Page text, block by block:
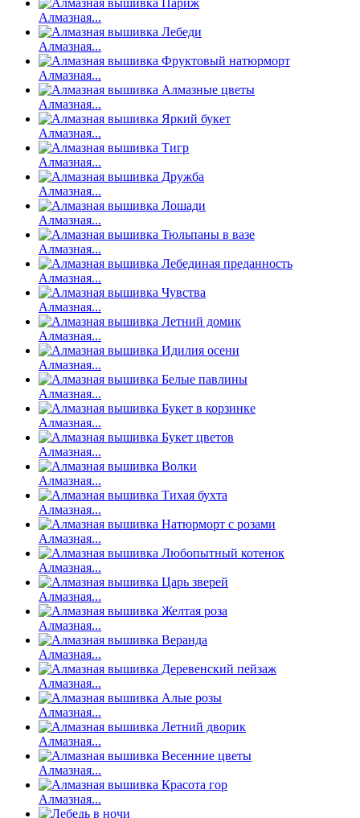
Алмазная...
Алмазная...
Алмазная...
Алмазная...
Алмазная...
Алмазная...
Алмазная...
Алмазная...
Алмазная...
Алмазная...
Алмазная...
Алмазная...
Алмазная...
Алмазная...
Алмазная...
Алмазная...
Алмазная...
Алмазная...
Алмазная...
Алмазная...
Алмазная...
Алмазная...
Алмазная...
Алмазная...
Алмазная...
Алмазная...
Алмазная...
Алмазная...